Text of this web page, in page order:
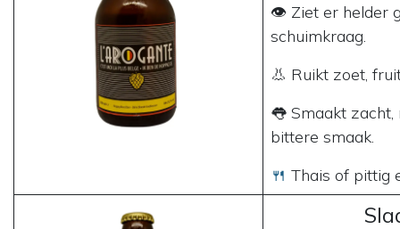
👁 Ziet er helder
schuimkraag.
👃 Ruikt zoet,
👅 Smaakt
bittere smaak.
🍴 Thais of pittig